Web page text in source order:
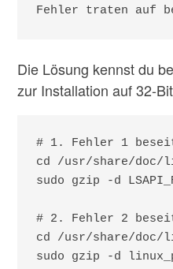
Fehler traten auf
Die Lösung kennst du
zur Installation auf 32-
# 1. Fehler 1
cd /usr/share/doc/
sudo gzip -d
# 2. Fehler 2
cd /usr/share/doc/
sudo gzip -d